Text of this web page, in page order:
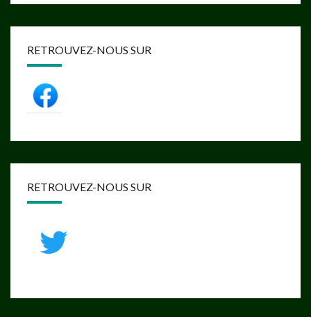
RETROUVEZ-NOUS SUR
RETROUVEZ-NOUS SUR